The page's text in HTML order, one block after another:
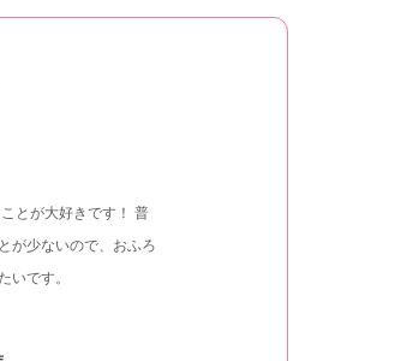
とが大好きです！ 普
が少ないので、おふろ
いです。